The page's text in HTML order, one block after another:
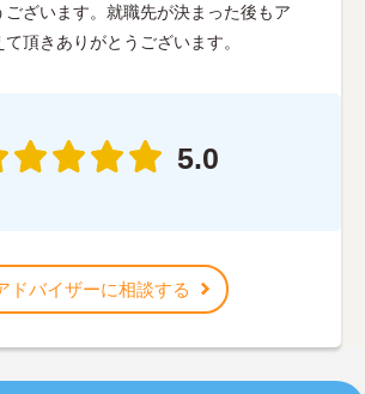
ございます。就職先が決まった後もア
て頂きありがとうございます。
5.0
ドバイザーに相談する